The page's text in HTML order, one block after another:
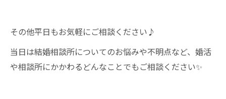
その他平日もお気軽にご相談ください♪
当日は結婚相談所についてのお悩みや不明点など、婚活
や相談所にかかわるどんなことでもご相談ください✨